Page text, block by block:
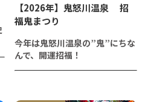
【2026年】鬼怒川温泉 招
福鬼まつり
今年は鬼怒川温泉の”鬼”にちな
んで、開運招福！